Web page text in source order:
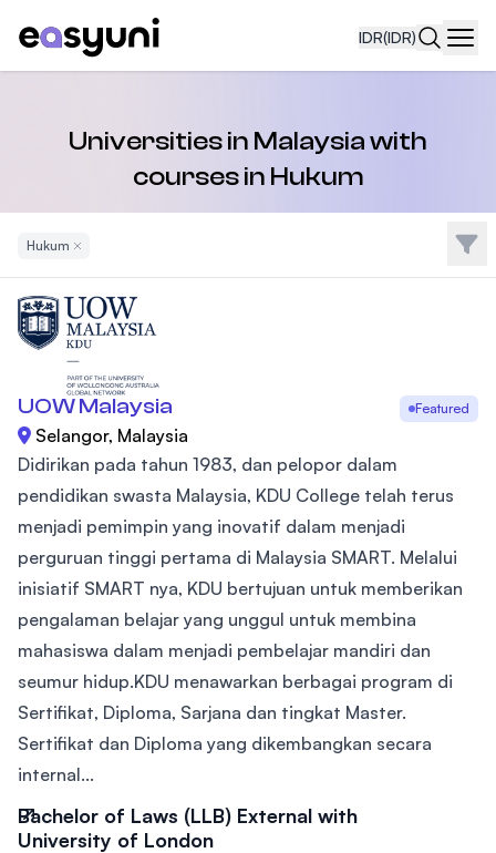
IDR(IDR)
Universities in Malaysia with
courses in Hukum
Hukum Remove Filter Filter
UOW Malaysia Featured
Selangor, Malaysia
Didirikan pada tahun 1983, dan pelopor dalam
pendidikan swasta Malaysia, KDU College telah terus
menjadi pemimpin yang inovatif dalam menjadi
perguruan tinggi pertama di Malaysia SMART. Melalui
inisiatif SMART nya, KDU bertujuan untuk memberikan
pengalaman belajar yang unggul untuk membina
mahasiswa dalam menjadi pembelajar mandiri dan
seumur hidup.KDU menawarkan berbagai program di
Sertifikat, Diploma, Sarjana dan tingkat Master.
Sertifikat dan Diploma yang dikembangkan secara
internal...
Bachelor of Laws (LLB) External with
University of London